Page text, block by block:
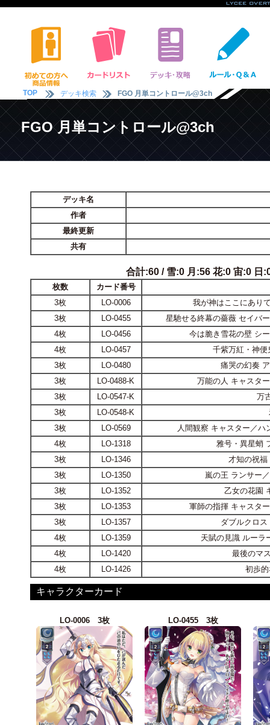
TOP デッキ検索 FGO 月単コントロール@3ch
FGO 月単コントロール@3ch
デッキ名
作者
最終更新
共有
合計:60 / 雪:0 月:56 花:0 宙:0 日
枚数
カード番号
3枚
LO-0006
我が神はここにあり
3枚
LO-0455
星馳せる終幕の薔薇 セイバ
4枚
LO-0456
今は脆き雪花の壁 シ
4枚
LO-0457
千紫万紅・神
3枚
LO-0480
痛哭の幻奏
3枚
LO-0488-K
万能の人 キャスタ
3枚
LO-0547-K
万
3枚
LO-0548-K
3枚
LO-0569
人間観察 キャスター／ハ
4枚
LO-1318
雅号・異星蛸
3枚
LO-1346
才知の祝福
3枚
LO-1350
嵐の王 ランサー
3枚
LO-1352
乙女の花園
3枚
LO-1353
軍師の指揮 キャスタ
3枚
LO-1357
ダブルクロ
4枚
LO-1359
天賦の見識 ルーラ
4枚
LO-1420
最後のマ
4枚
LO-1426 初歩
キャラクターカード
LO-0006 3枚 LO-0455 3枚